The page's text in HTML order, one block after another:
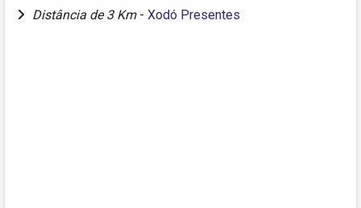
Distância de 3 Km - Xodó Presentes